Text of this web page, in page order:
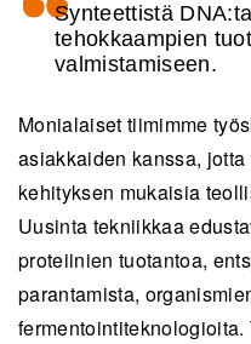
Synteettistä
tehokkaampien
valmistamiseen.
Monialaiset tiimimme
asiakkaiden kanssa,
kehityksen mukaisia
Uusinta tekniikkaa
proteiinien tuotantoa,
parantamista,